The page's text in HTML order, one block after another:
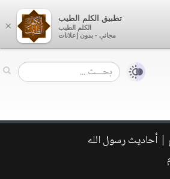
| أحاديث رسول الله
×
تطبيق الكلم الطيب
الكلم الطيب
مجاني - بدون إعلانات